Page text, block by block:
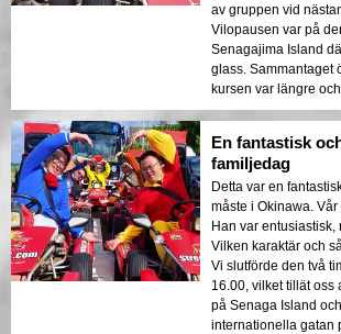
av gruppen vid
Vilopausen var på
Senagajima Island
glass. Sammantaget
kursen var längre
En fantastisk
familjedag
Detta var en
måste i Okinawa.
Han var entusiastisk,
Vilken karaktär och
Vi slutförde den två
16.00, vilket tillät oss
på Senaga Island
internationella gatan